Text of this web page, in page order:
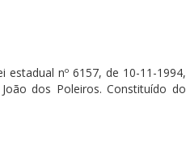
nº 6157, de 10-11-1994,
dos Poleiros. Constituído do